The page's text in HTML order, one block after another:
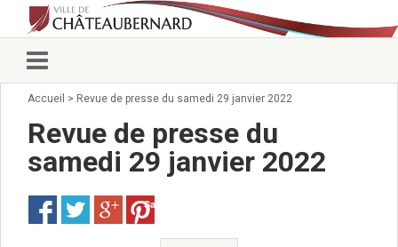
Vie municipale
Conseillers municipaux
Commissions 2026
Arrêtés du Maire
Services municipaux
Accueil > Revue de presse du samedi 29 janvier 2022
Revue de presse du
samedi 29 janvier 2022
Save